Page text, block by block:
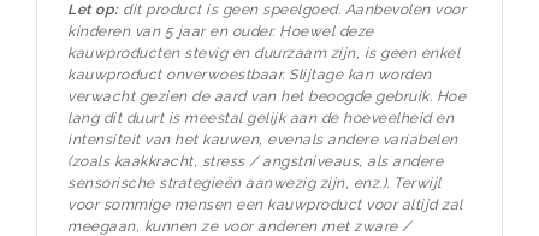
Let op:dit product is geen speelgoed. Aanbevolen voor
kinderen van 5 jaar en ouder. Hoewel deze
kauwproducten stevig en duurzaam zijn, is geen enkel
kauwproduct onverwoestbaar. Slijtage kan worden
verwacht gezien de aard van het beoogde gebruik. Hoe
lang dit duurt is meestal gelijk aan de hoeveelheid en
intensiteit van het kauwen, evenals andere variabelen
(zoals kaakkracht, stress / angstniveaus, als andere
sensorische strategieën aanwezig zijn, enz.). Terwijl
voor sommige mensen een kauwproduct voor altijd zal
meegaan, kunnen ze voor anderen met zware /